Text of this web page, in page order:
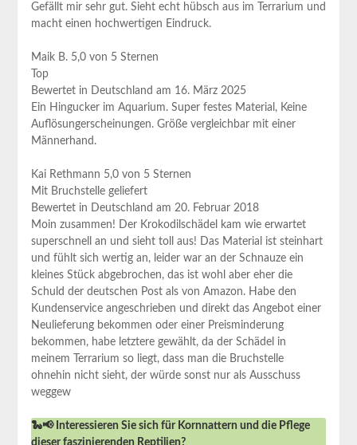
Gefällt mir sehr gut. ⁤Sieht echt hübsch aus im Terrarium und
macht einen hochwertigen Eindruck.
Maik B. 5,0‌ von 5 ‍Sternen
Top
Bewertet in Deutschland am 16. März 2025
Ein Hingucker⁢ im Aquarium. Super festes Material, Keine
Auflösungerscheinungen. Größe vergleichbar mit⁢ einer
Männerhand.
Kai Rethmann 5,0‌ von⁣ 5 Sternen
Mit​ Bruchstelle geliefert
Bewertet in Deutschland ​am 20. Februar 2018
Moin zusammen! Der Krokodilschädel ​kam wie erwartet
superschnell an und⁤ sieht toll aus!‌ Das Material ist steinhart‍
und fühlt sich wertig an, leider war an der Schnauze ein
kleines Stück abgebrochen, das ist‍ wohl aber eher die
Schuld der deutschen Post als von ⁢Amazon. Habe den
Kundenservice angeschrieben und direkt‌ das Angebot ‌einer
Neulieferung bekommen⁣ oder einer Preisminderung
bekommen, habe letztere gewählt, ⁢da der⁣ Schädel in
meinem Terrarium so liegt, dass ⁤man die Bruchstelle
ohnehin nicht sieht, der würde sonst nur ⁣als Ausschuss
weggew
🐍📢 Interessieren Sie sich für Kornnattern und die Pflege
dieser faszinierenden Reptilien?